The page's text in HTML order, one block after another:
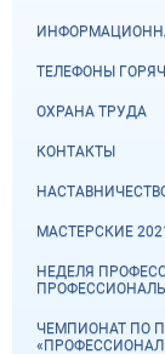
ТЕЛЕФОНЫ
ОХРАНА ТРУДА
КОНТАКТЫ
МАСТЕРСКИЕ 2021
НЕДЕЛЯ
ЧЕМПИОНАТ ПО